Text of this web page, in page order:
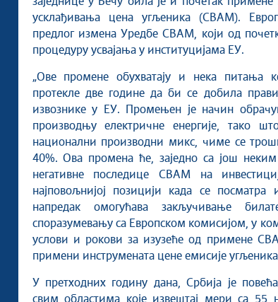
усклађивања цена угљеника (CBAM).
предлог измена Уредбе CBAM, који од
процедуру усвајања у институцијама ЕУ.
„Ове промене обухватају и нека питања
протекле две године да би се добила
извознике у ЕУ. Промењен је начин
производњу електричне енергије, тако
национални производни микс, чиме се
40%. Ова промена ће, заједно са још
негативне последице CBAM на
најповољнијој позицији када се
напредак омогућава закључивање
споразумевању са Европском комисијом, у
услови и рокови за изузеће од примене
примени инструмената цене емисије
У претходних годину дана, Србија је
свим областима које извештај мери са 55